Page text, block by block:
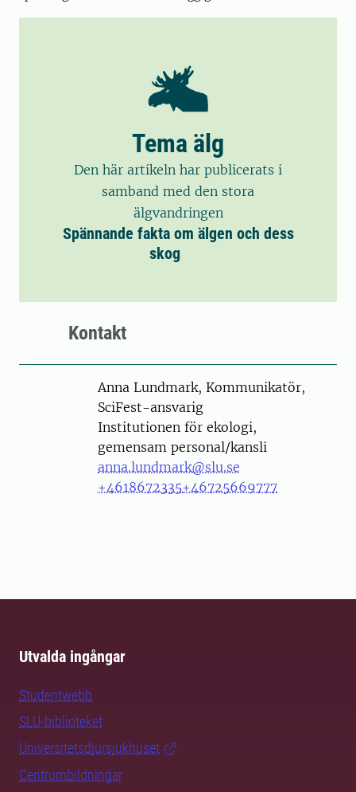
Tema älg
Den här artikeln har publicerats i
samband med den stora
älgvandringen
Spännande fakta om älgen och dess
skog
Kontakt
PersonAnna Lundmark, Kommunikatör,
SciFest-ansvarig
Institutionen för ekologi,
gemensam personal/kansli
anna.lundmark@slu.se
+4618672335+46725669777
Utvalda ingångar
Studentwebb
SLU-biblioteket
Universitetsdjursjukhuset
Centrumbildningar